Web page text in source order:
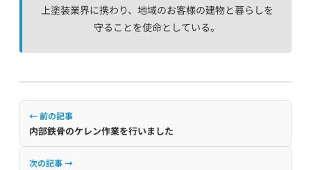
上塗装業界に携わり、地域のお客様の建物と暮らしを
守ることを使命としている。
← 前の記事
内部鉄骨のケレン作業を行いました
次の記事 →